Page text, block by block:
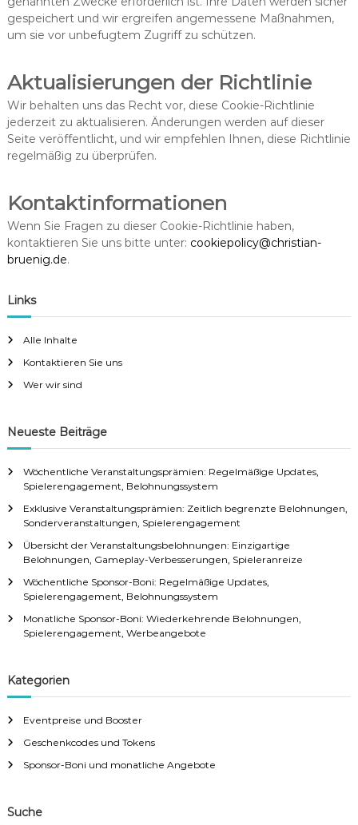
gespeichert und wir ergreifen angemessene Maßnahmen,
um sie vor unbefugtem Zugriff zu schützen.
Aktualisierungen der Richtlinie
Wir behalten uns das Recht vor, diese Cookie-Richtlinie
jederzeit zu aktualisieren. Änderungen werden auf dieser
Seite veröffentlicht, und wir empfehlen Ihnen, diese Richtlinie
regelmäßig zu überprüfen.
Kontaktinformationen
Wenn Sie Fragen zu dieser Cookie-Richtlinie haben,
kontaktieren Sie uns bitte unter: cookiepolicy@christian-
bruenig.de.
Links
Alle Inhalte
Kontaktieren Sie uns
Wer wir sind
Neueste Beiträge
Wöchentliche Veranstaltungsprämien: Regelmäßige Updates,
Spielerengagement, Belohnungssystem
Exklusive Veranstaltungsprämien: Zeitlich begrenzte Belohnungen,
Sonderveranstaltungen, Spielerengagement
Übersicht der Veranstaltungsbelohnungen: Einzigartige
Belohnungen, Gameplay-Verbesserungen, Spieleranreize
Wöchentliche Sponsor-Boni: Regelmäßige Updates,
Spielerengagement, Belohnungssystem
Monatliche Sponsor-Boni: Wiederkehrende Belohnungen,
Spielerengagement, Werbeangebote
Kategorien
Eventpreise und Booster
Geschenkcodes und Tokens
Sponsor-Boni und monatliche Angebote
Suche